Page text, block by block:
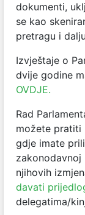
dokumenti,
se kao
pretragu i
Izvještaje o
dvije godine
OVDJE.
Rad
možete pratiti
gdje imate
njihovih
davati
delegatima/